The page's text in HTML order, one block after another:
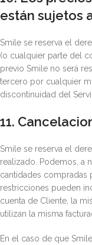
están sujetos
Smile se reserva el
(o cualquier parte del
previo Smile no será
tercero por cualquier
discontinuidad del
11.
Smile se reserva el
realizado. Podemos, a
cantidades compradas
restricciones pueden
cuenta de Cliente, la
utilizan la misma
En el caso de que